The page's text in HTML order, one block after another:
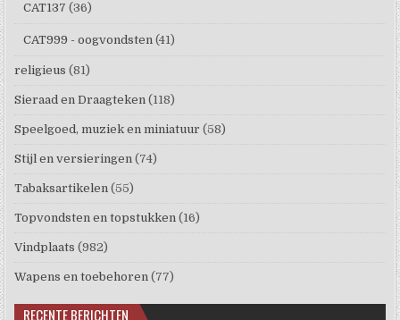
CAT137 (36)
CAT999 - oogvondsten (41)
religieus (81)
Sieraad en Draagteken (118)
Speelgoed, muziek en miniatuur (58)
Stijl en versieringen (74)
Tabaksartikelen (55)
Topvondsten en topstukken (16)
Vindplaats (982)
Wapens en toebehoren (77)
RECENTE BERICHTEN